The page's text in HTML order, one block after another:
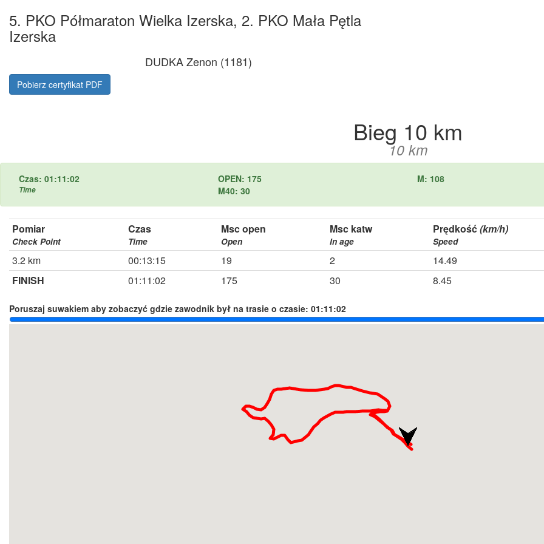
5. PKO Półmaraton Wielka Izerska, 2. PKO Mała Pętla
Izerska
DUDKA Zenon (1181)
Pobierz certyfikat PDF
Bieg 10 km
10 km
Czas: 01:11:02
Time
OPEN: 175
M: 108
M40: 30
Pomiar
Check Point
Czas
Time
Msc open
Open
Msc katw
In age
Prędkość(km/h)
Speed
3.2 km 00:13:15 19 2
14.49
FINISH
01:11:02 175 30 8.45
Poruszaj suwakiem aby zobaczyć gdzie zawodnik był na trasie o czasie: 01:11:02